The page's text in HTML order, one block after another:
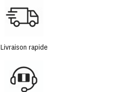
Livraison rapide